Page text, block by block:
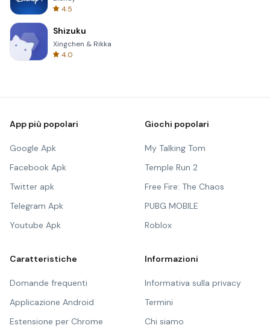
4.5
Shizuku
Xingchen & Rikka
4.0
App più popolari
Google Apk
Facebook Apk
Twitter apk
Telegram Apk
Youtube Apk
Giochi popolari
My Talking Tom
Temple Run 2
Free Fire: The Chaos
PUBG MOBILE
Roblox
Caratteristiche
Domande frequenti
Applicazione Android
Estensione per Chrome
Informazioni
Informativa sulla privacy
Termini
Chi siamo